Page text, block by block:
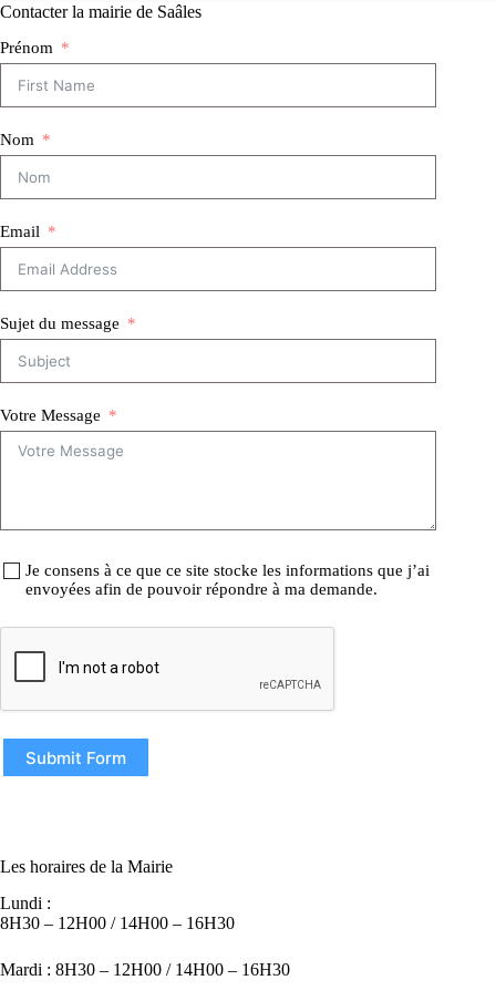
Contacter la mairie de Saâles
Prénom
Nom
Email
Sujet du message
Votre Message
Je consens à ce que ce site stocke les informations que j’ai
envoyées afin de pouvoir répondre à ma demande.
Submit Form
Les horaires de la Mairie
Lundi :
8H30 – 12H00 / 14H00 – 16H30
Mardi : 8H30 – 12H00 / 14H00 – 16H30